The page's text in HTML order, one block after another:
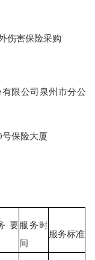
伤害保险采购
限公司泉州市分公
保险大厦
要服务时
间
服务标准